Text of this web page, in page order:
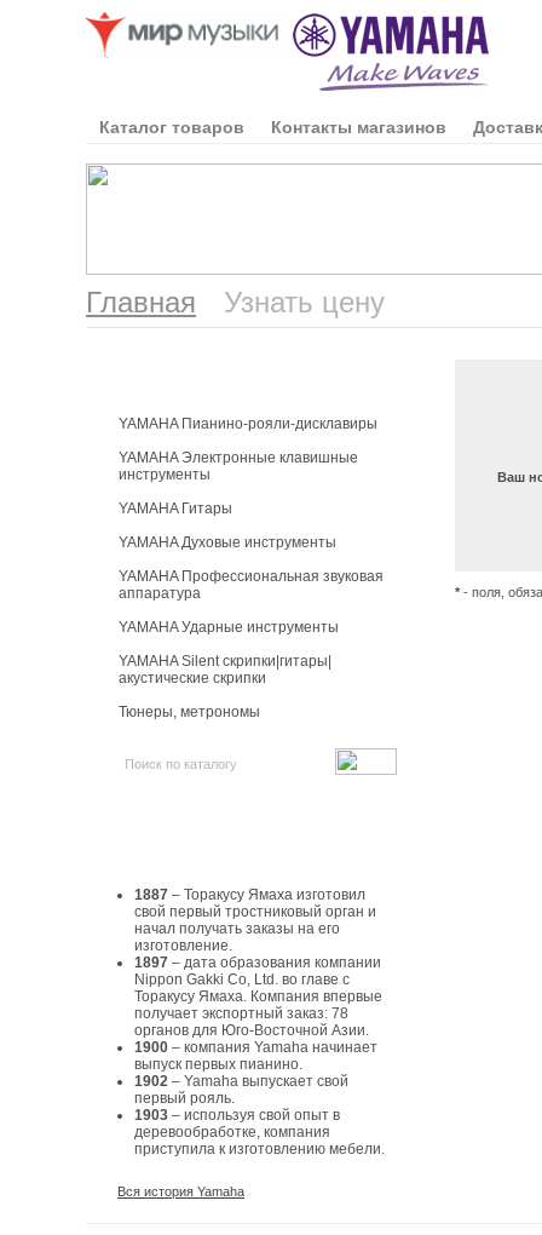
Каталог товаров Контакты магазинов
Главная Узнать цену
YAMAHA Пианино-рояли-дисклавиры
YAMAHA Электронные клавишные
инструменты
YAMAHA Гитары
YAMAHA Духовые инструменты
YAMAHA Профессиональная звуковая
аппаратура
YAMAHA Ударные инструменты
YAMAHA Silent скрипки|гитары|
акустические скрипки
Тюнеры, метрономы
1887 – Торакусу Ямаха изготовил
свой первый тростниковый орган и
начал получать заказы на его
изготовление.
1897 – дата образования компании
Nippon Gakki Co, Ltd. во главе с
Торакусу Ямаха. Компания впервые
получает экспортный заказ: 78
органов для Юго-Восточной Азии.
1900 – компания Yamaha начинает
выпуск первых пианино.
1902 – Yamaha выпускает свой
первый рояль.
1903 – используя свой опыт в
деревообработке, компания
приступила к изготовлению мебели.
Вся история Yamaha
Ваш
* - поля,